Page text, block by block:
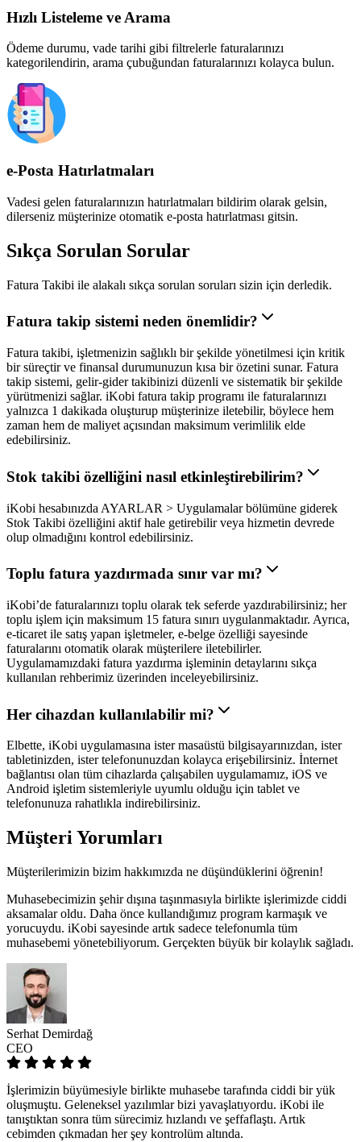
Hızlı Listeleme ve Arama
Ödeme durumu, vade tarihi gibi filtrelerle faturalarınızı
kategorilendirin, arama çubuğundan faturalarınızı kolayca bulun.
e-Posta Hatırlatmaları
Vadesi gelen faturalarınızın hatırlatmaları bildirim olarak gelsin,
dilerseniz müşterinize otomatik e-posta hatırlatması gitsin.
Sıkça Sorulan Sorular
Fatura Takibi ile alakalı sıkça sorulan soruları sizin için derledik.
Fatura takip sistemi neden önemlidir?
Fatura takibi, işletmenizin sağlıklı bir şekilde yönetilmesi için kritik
bir süreçtir ve finansal durumunuzun kısa bir özetini sunar. Fatura
takip sistemi, gelir-gider takibinizi düzenli ve sistematik bir şekilde
yürütmenizi sağlar. iKobi fatura takip programı ile faturalarınızı
yalnızca 1 dakikada oluşturup müşterinize iletebilir, böylece hem
zaman hem de maliyet açısından maksimum verimlilik elde
edebilirsiniz.
Stok takibi özelliğini nasıl etkinleştirebilirim?
iKobi hesabınızda AYARLAR > Uygulamalar bölümüne giderek
Stok Takibi özelliğini aktif hale getirebilir veya hizmetin devrede
olup olmadığını kontrol edebilirsiniz.
Toplu fatura yazdırmada sınır var mı?
iKobi’de faturalarınızı toplu olarak tek seferde yazdırabilirsiniz; her
toplu işlem için maksimum 15 fatura sınırı uygulanmaktadır. Ayrıca,
e-ticaret ile satış yapan işletmeler, e-belge özelliği sayesinde
faturalarını otomatik olarak müşterilere iletebilirler.
Uygulamamızdaki fatura yazdırma işleminin detaylarını sıkça
kullanılan rehberimiz üzerinden inceleyebilirsiniz.
Her cihazdan kullanılabilir mi?
Elbette, iKobi uygulamasına ister masaüstü bilgisayarınızdan, ister
tabletinizden, ister telefonunuzdan kolayca erişebilirsiniz. İnternet
bağlantısı olan tüm cihazlarda çalışabilen uygulamamız, iOS ve
Android işletim sistemleriyle uyumlu olduğu için tablet ve
telefonunuza rahatlıkla indirebilirsiniz.
MüşteriYorumları
Müşterilerimizin bizim hakkımızda ne düşündüklerini öğrenin!
Muhasebecimizin şehir dışına taşınmasıyla birlikte işlerimizde ciddi
aksamalar oldu. Daha önce kullandığımız program karmaşık ve
yorucuydu. iKobi sayesinde artık sadece telefonumla tüm
muhasebemi yönetebiliyorum. Gerçekten büyük bir kolaylık sağladı.
Serhat Demirdağ
CEO
İşlerimizin büyümesiyle birlikte muhasebe tarafında ciddi bir yük
oluşmuştu. Geleneksel yazılımlar bizi yavaşlatıyordu. iKobi ile
tanıştıktan sonra tüm sürecimiz hızlandı ve şeffaflaştı. Artık
cebimden çıkmadan her şey kontrolüm altında.